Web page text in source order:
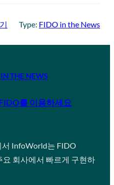
Type: FIDO in the News
THE NEWS
를 이용하세요
서 InfoWorld는 FIDO
요 회사에서 빠르게 구현하